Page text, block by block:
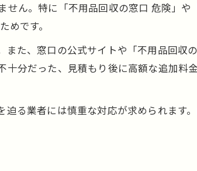
ント
ん。特に「不用品回収の窓口 危険」や
です。
た、窓口の公式サイトや「不用品回収
分だった、見積もり後に高額な追加料
る業者には慎重な対応が求められます